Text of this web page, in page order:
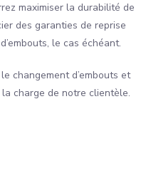
maximiser la durabilité de
des garanties de reprise
le cas échéant.
changement d’embouts et
charge de notre clientèle.